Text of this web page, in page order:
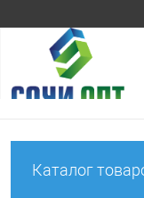
Каталог